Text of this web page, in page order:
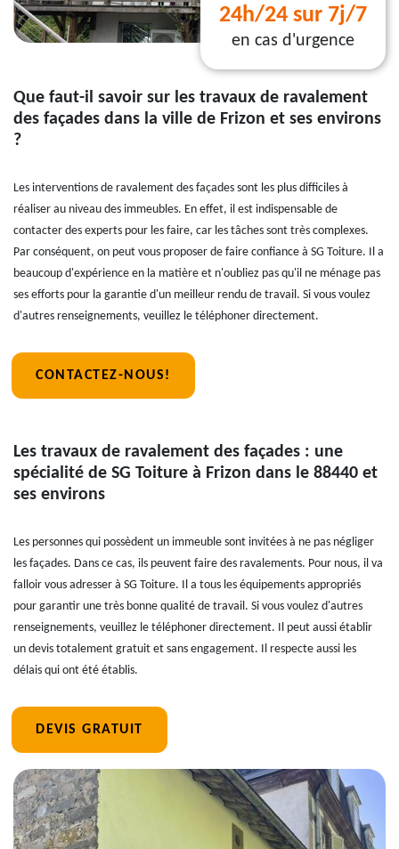
24h/24 sur 7j/7
en cas d'urgence
Que faut-il savoir sur les travaux de ravalement
des façades dans la ville de Frizon et ses environs
?
Les interventions de ravalement des façades sont les plus difficiles à
réaliser au niveau des immeubles. En effet, il est indispensable de
contacter des experts pour les faire, car les tâches sont très complexes.
Par conséquent, on peut vous proposer de faire confiance à SG Toiture. Il a
beaucoup d'expérience en la matière et n'oubliez pas qu'il ne ménage pas
ses efforts pour la garantie d'un meilleur rendu de travail. Si vous voulez
d'autres renseignements, veuillez le téléphoner directement.
CONTACTEZ-NOUS!
Les travaux de ravalement des façades : une
spécialité de SG Toiture à Frizon dans le 88440 et
ses environs
Les personnes qui possèdent un immeuble sont invitées à ne pas négliger
les façades. Dans ce cas, ils peuvent faire des ravalements. Pour nous, il va
falloir vous adresser à SG Toiture. Il a tous les équipements appropriés
pour garantir une très bonne qualité de travail. Si vous voulez d'autres
renseignements, veuillez le téléphoner directement. Il peut aussi établir
un devis totalement gratuit et sans engagement. Il respecte aussi les
délais qui ont été établis.
DEVIS GRATUIT